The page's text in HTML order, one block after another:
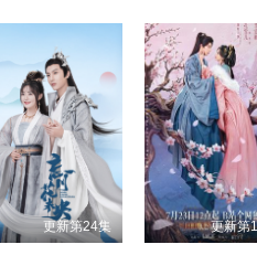
更新第24集 更新第